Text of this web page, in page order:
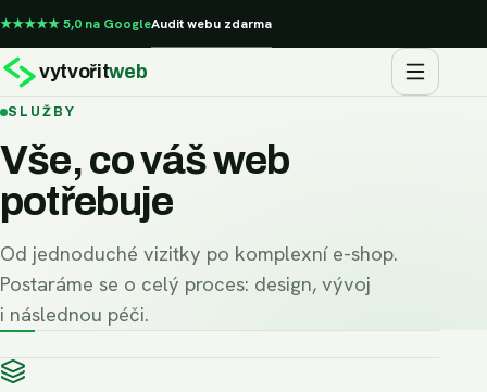
★★★★★ 5,0 na GoogleAudit webu zdarma
vytvořitweb
SLUŽBY
Vše, co váš web
potřebuje
Od jednoduché vizitky po komplexní e-shop.
Postaráme se o celý proces: design, vývoj
i následnou péči.